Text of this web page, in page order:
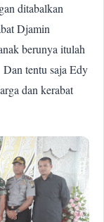
ditabalkan
Djamin
berunya itulah
Dan tentu saja Edy
dan kerabat